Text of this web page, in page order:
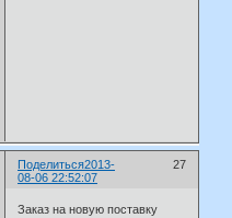
Поделиться 27
2013-
08-06 22:52:07
Заказ на новую поставку